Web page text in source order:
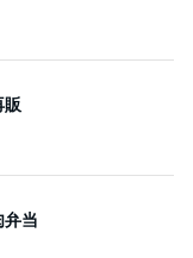
販
弁当